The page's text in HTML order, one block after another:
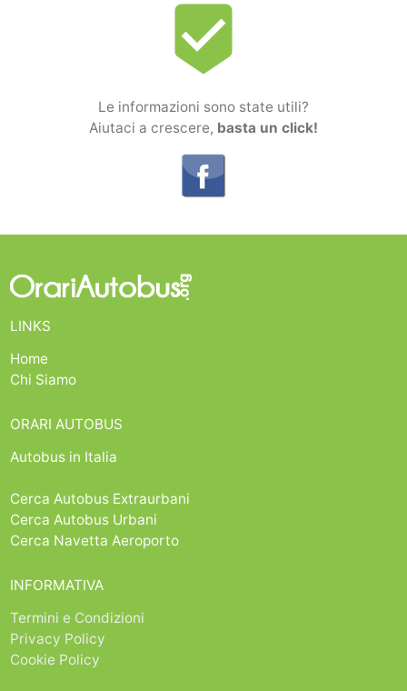
beenhere
Le informazioni sono state utili?
Aiutaci a crescere, basta un click!
LINKS
Home
Chi Siamo
ORARI AUTOBUS
Autobus in Italia
Cerca Autobus Extraurbani
Cerca Autobus Urbani
Cerca Navetta Aeroporto
INFORMATIVA
Termini e Condizioni
Privacy Policy
Cookie Policy